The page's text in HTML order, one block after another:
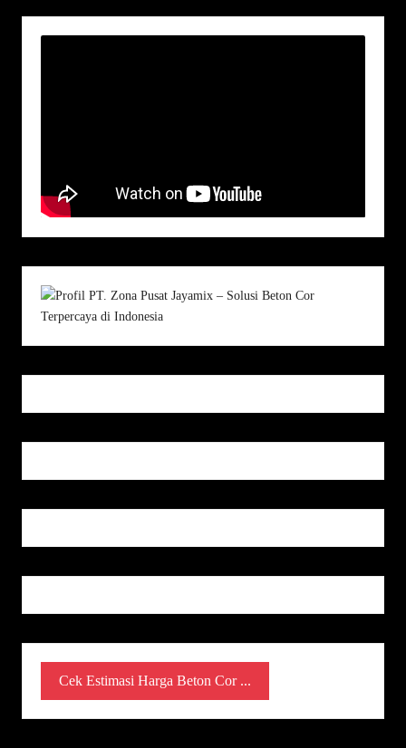
Cek Estimasi Harga Beton Cor ...